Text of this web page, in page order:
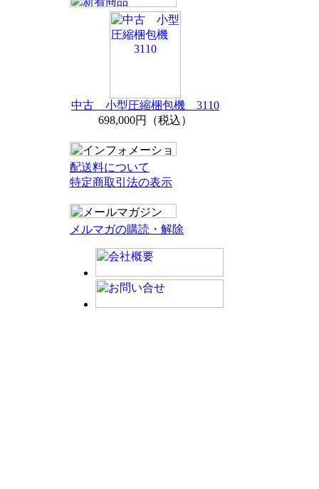
中古 小型圧縮梱包機 3110
698,000円（税込）
配送料について
特定商取引法の表示
メルマガの購読・解除